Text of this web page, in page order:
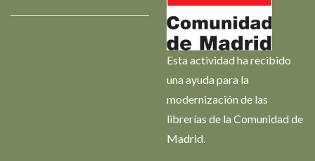
Esta actividad ha recibido
una ayuda para la
modernización de las
librerías de la Comunidad de
Madrid.